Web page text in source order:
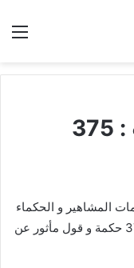
بحث
حكم و أقوال عن الطب : 375
المشاهير و الحكماء
قمنا بجمعها بعناية . تحتوي الصفحة على 375 حكمة و قول مأثور عن